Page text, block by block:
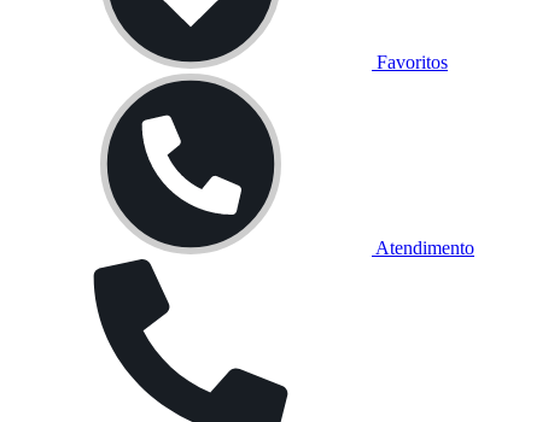
Favoritos
Atendimento